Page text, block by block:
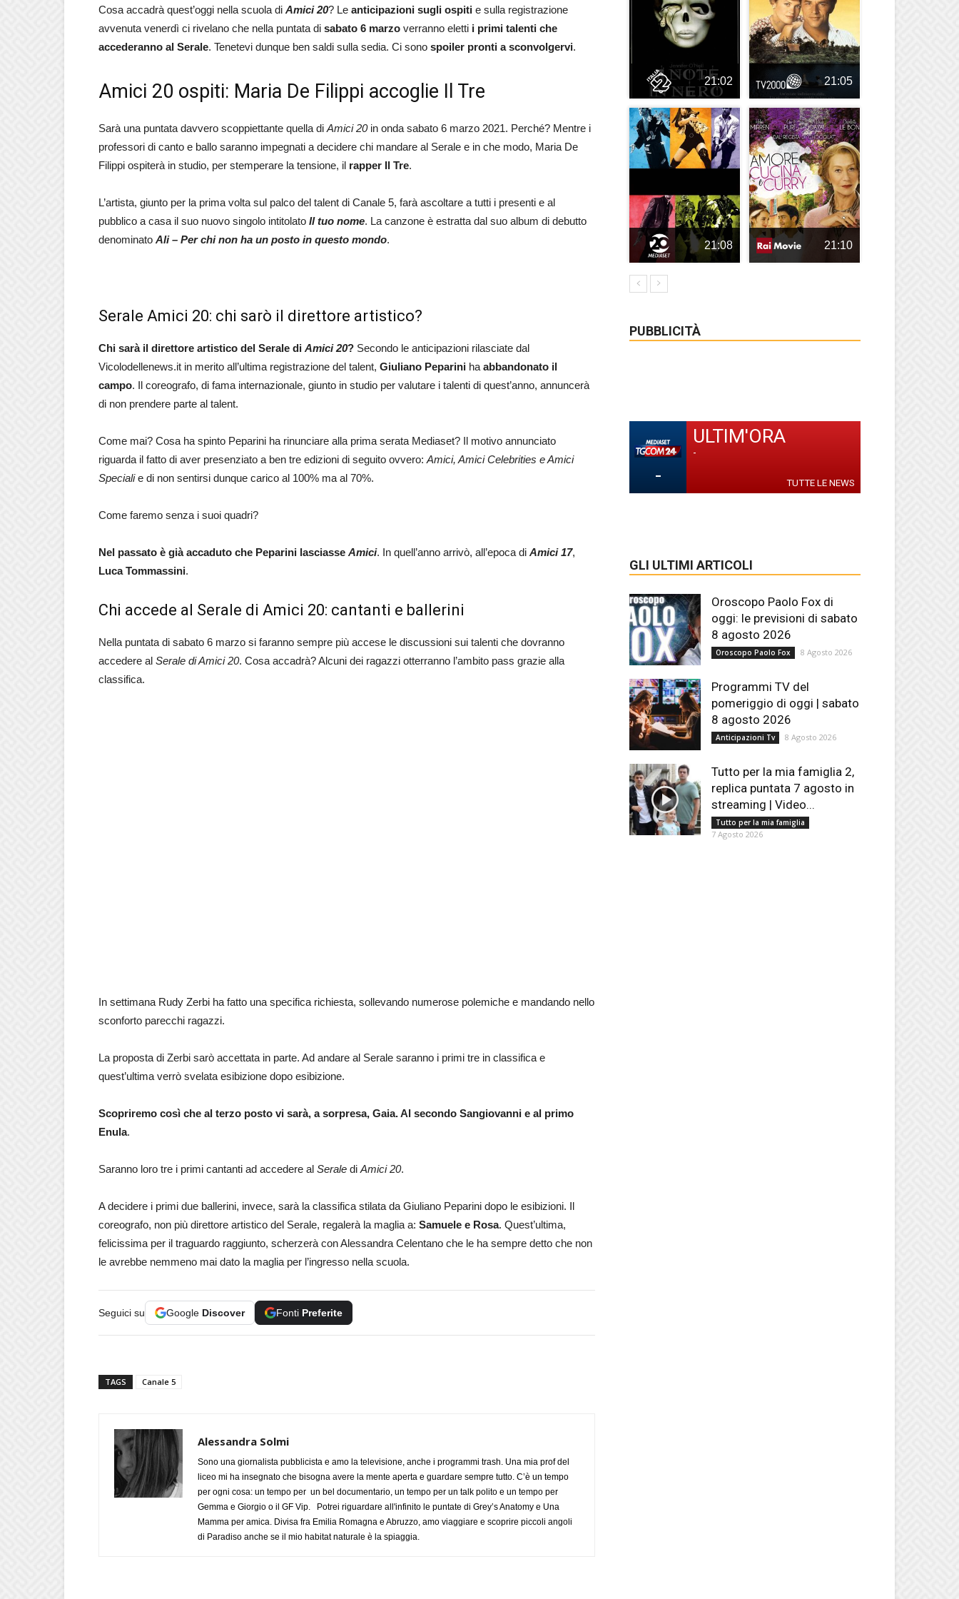
Cosa accadrà quest’oggi nella scuola di Amici 20? Le anticipazioni sugli ospiti e sulla registrazione
avvenuta venerdì ci rivelano che nella puntata di sabato 6 marzo verranno eletti i primi talenti che
accederanno al Serale. Tenetevi dunque ben saldi sulla sedia. Ci sono spoiler pronti a sconvolgervi.
Amici 20 ospiti: Maria De Filippi accoglie Il Tre
Sarà una puntata davvero scoppiettante quella di Amici 20in onda sabato 6 marzo 2021. Perché? Mentre i
professori di canto e ballo saranno impegnati a decidere chi mandare al Serale e in che modo, Maria De
Filippi ospiterà in studio, per stemperare la tensione, il rapper Il Tre.
L’artista, giunto per la prima volta sul palco del talent di Canale 5, farà ascoltare a tutti i presenti e al
pubblico a casa il suo nuovo singolo intitolato Il tuo nome. La canzone è estratta dal suo album di debutto
denominato Ali – Per chi non ha un posto in questo mondo.
Serale Amici 20: chi sarò il direttore artistico?
Chi sarà il direttore artistico del Serale di Amici 20? Secondo le anticipazioni rilasciate dal
Vicolodellenews.it in merito all’ultima registrazione del talent, Giuliano Peparini ha abbandonato il
campo. Il coreografo, di fama internazionale, giunto in studio per valutare i talenti di quest’anno, annuncerà
di non prendere parte al talent.
Come mai? Cosa ha spinto Peparini ha rinunciare alla prima serata Mediaset? Il motivo annunciato
riguarda il fatto di aver presenziato a ben tre edizioni di seguito ovvero: Amici, Amici Celebrities e Amici
Specialie di non sentirsi dunque carico al 100% ma al 70%.
Come faremo senza i suoi quadri?
Nel passato è già accaduto che Peparini lasciasse Amici. In quell’anno arrivò, all’epoca di Amici 17,
Luca Tommassini.
Chi accede al Serale di Amici 20: cantanti e ballerini
Nella puntata di sabato 6 marzo si faranno sempre più accese le discussioni sui talenti che dovranno
accedere al Serale di Amici 20. Cosa accadrà? Alcuni dei ragazzi otterranno l’ambito pass grazie alla
classifica.
In settimana Rudy Zerbi ha fatto una specifica richiesta, sollevando numerose polemiche e mandando nello
sconforto parecchi ragazzi.
La proposta di Zerbi sarò accettata in parte. Ad andare al Serale saranno i primi tre in classifica e
quest’ultima verrò svelata esibizione dopo esibizione.
Scopriremo così che al terzo posto vi sarà, a sorpresa, Gaia. Al secondo Sangiovanni e al primo
Enula.
Saranno loro tre i primi cantanti ad accedere al Serale di Amici 20.
A decidere i primi due ballerini, invece, sarà la classifica stilata da Giuliano Peparini dopo le esibizioni. Il
coreografo, non più direttore artistico del Serale, regalerà la maglia a: Samuele e Rosa. Quest’ultima,
felicissima per il traguardo raggiunto, scherzerà con Alessandra Celentano che le ha sempre detto che non
le avrebbe nemmeno mai dato la maglia per l’ingresso nella scuola.
Seguici su Google Discover Fonti Preferite
TAGS Canale 5
Alessandra Solmi
Sono una giornalista pubblicista e amo la televisione, anche i programmi trash. Una mia prof del
liceo mi ha insegnato che bisogna avere la mente aperta e guardare sempre tutto. C’è un tempo
per ogni cosa: un tempo per un bel documentario, un tempo per un talk polito e un tempo per
Gemma e Giorgio o il GF Vip. Potrei riguardare all'infinito le puntate di Grey’s Anatomy e Una
Mamma per amica. Divisa fra Emilia Romagna e Abruzzo, amo viaggiare e scoprire piccoli angoli
di Paradiso anche se il mio habitat naturale è la spiaggia.
21:02 21:05
21:08 21:10
PUBBLICITÀ
-
ULTIM'ORA
-
TUTTE LE NEWS
GLI ULTIMI ARTICOLI
Oroscopo Paolo Fox di
oggi: le previsioni di sabato
8 agosto 2026
Oroscopo Paolo Fox 8 Agosto 2026
Programmi TV del
pomeriggio di oggi | sabato
8 agosto 2026
Anticipazioni Tv 8 Agosto 2026
Tutto per la mia famiglia 2,
replica puntata 7 agosto in
streaming | Video...
Tutto per la mia famiglia
7 Agosto 2026